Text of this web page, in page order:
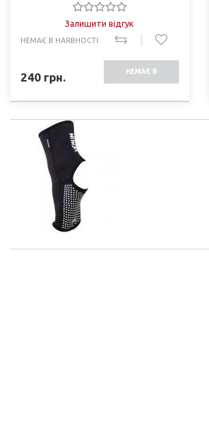
Залишити відгук
НЕМАЄ В НАЯВНОСТІ
240грн. НЕМАЄ В